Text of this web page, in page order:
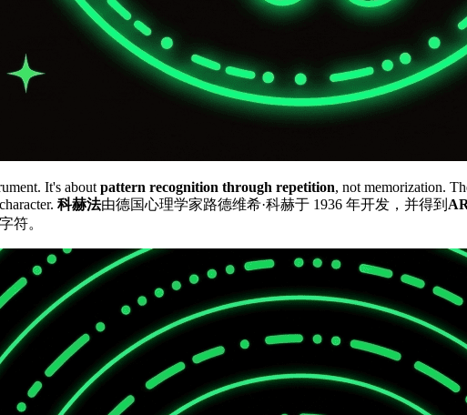
It's about pattern recognition through repetition, not memorization.
科赫法由德国心理学家路德维希·科赫于 1936 年开发，并得到
符。